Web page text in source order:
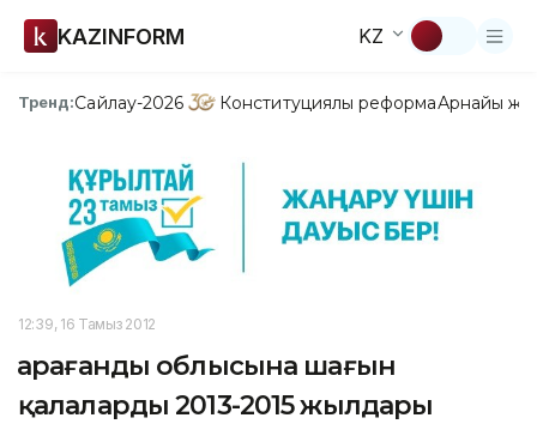
KAZINFORM KZ
Тренд:Сайлау-2026 Конституциялық реформаАрнайы
12:39, 16 Тамыз 2012
Қарағанды облысына шағын
қалаларды 2013-2015 жылдары